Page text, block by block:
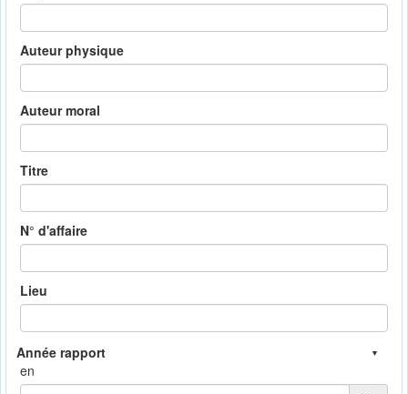
Auteur physique
Auteur moral
Titre
N° d'affaire
Lieu
en